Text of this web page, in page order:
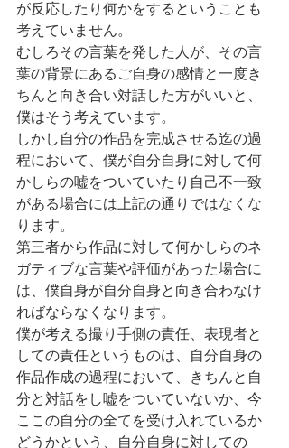
が反応したり何かをするということも
考えていません。
むしろその言葉を発した人が、その言
葉の背景にあるご自身の感情と一度き
ちんと向き合い対話した方がいいと、
僕はそう考えています。
しかし自分の作品を完成させる迄の過
程において、僕が自分自身に対して何
かしらの嘘をついていたり自己不一致
がある場合には上記の通りではなくな
ります。
第三者から作品に対して何かしらのネ
ガティブな言葉や評価があった場合に
は、僕自身が自分自身と向き合わなけ
ればならなくなります。
僕が考える撮り手側の責任、表現者と
しての責任というものは、自分自身の
作品作成の過程において、きちんと自
分と対話をし嘘をついていないか、今
ここの自分の全てを受け入れているか
どうかという、自分自身に対しての